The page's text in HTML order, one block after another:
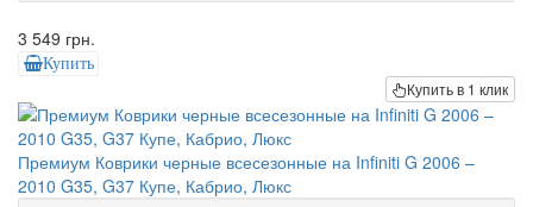
3 549 грн.
Купить
Купить в 1 клик
Премиум Коврики черные всесезонные на Infiniti G 2006 –
2010 G35, G37 Купе, Кабрио, Люкс